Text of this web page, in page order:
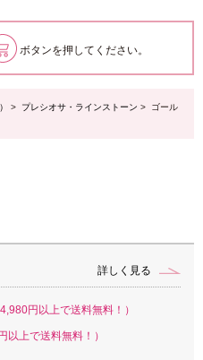
ボタンを押してください。
> プレシオサ・ラインストーン > ゴール
詳しく見る
4,980円以上で送料無料！）
以上で送料無料！）